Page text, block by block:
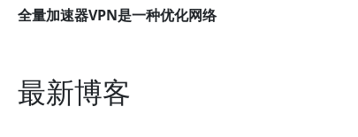
全量加速器VPN是一种优化网络
最新博客